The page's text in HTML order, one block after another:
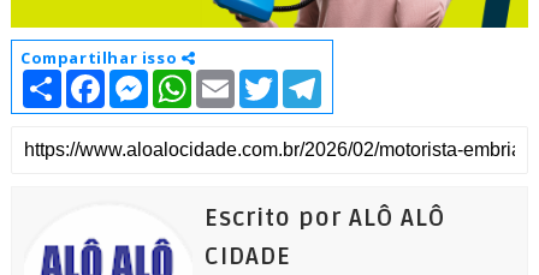
Compartilhar isso
S
h
a
e
F
c
b
M
e
s
e
W
h
a
t
s
E
m
a
l
T
i
t
t
T
l
e
g
m
Escrito por ALÔ ALÔ
CIDADE